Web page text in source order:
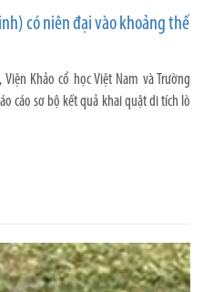
có niên đại vào khoảng thế
Khảo cổ học Việt Nam và Trường
cáo sơ bộ kết quả khai quật di tích lò